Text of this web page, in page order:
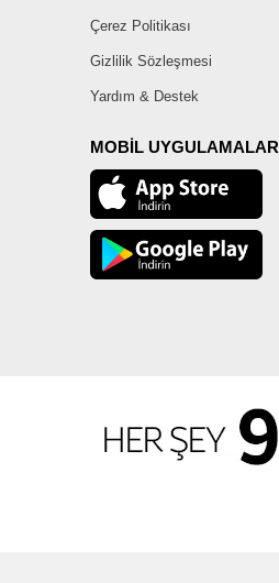
Çerez Politikası
Gizlilik Sözleşmesi
Yardım & Destek
MOBİL UYGULAMALAR